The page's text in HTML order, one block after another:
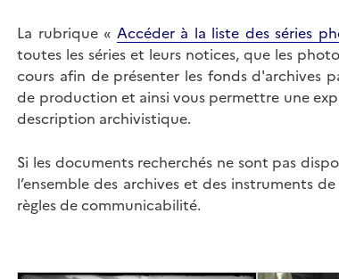
La rubrique « Accéder à la liste des séries
toutes les séries et leurs notices, que les
cours afin de présenter les fonds d'archives
de production et ainsi vous permettre une
description archivistique.
Si les documents recherchés ne sont pas
l’ensemble des archives et des instruments
règles de communicabilité.